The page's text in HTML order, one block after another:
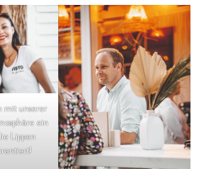
mit unserer
ein
Lippen